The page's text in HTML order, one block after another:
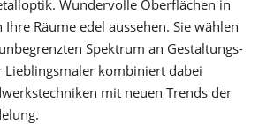
Wundervolle Oberflächen in
Räume edel aussehen. Sie wählen
Spektrum an Gestaltungs­
Lieblingsmaler kombiniert dabei
mit neuen Trends der